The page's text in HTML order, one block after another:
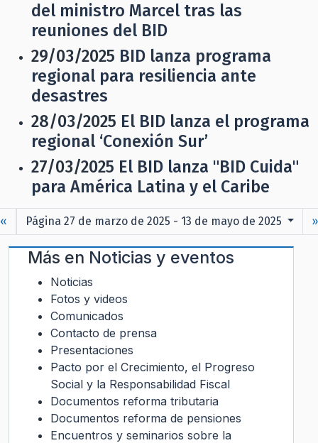
del ministro Marcel tras las
reuniones del BID
29/03/2025 BID lanza programa
regional para resiliencia ante
desastres
28/03/2025 El BID lanza el programa
regional ‘Conexión Sur’
27/03/2025 El BID lanza "BID Cuida"
para América Latina y el Caribe
« Página 27 de marzo de 2025 - 13 de mayo de 2025 »
Más en Noticias y eventos
Noticias
Fotos y videos
Comunicados
Contacto de prensa
Presentaciones
Pacto por el Crecimiento, el Progreso
Social y la Responsabilidad Fiscal
Documentos reforma tributaria
Documentos reforma de pensiones
Encuentros y seminarios sobre la